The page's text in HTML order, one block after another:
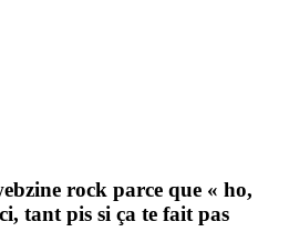
rock parce que « ho,
tant pis si ça te fait pas